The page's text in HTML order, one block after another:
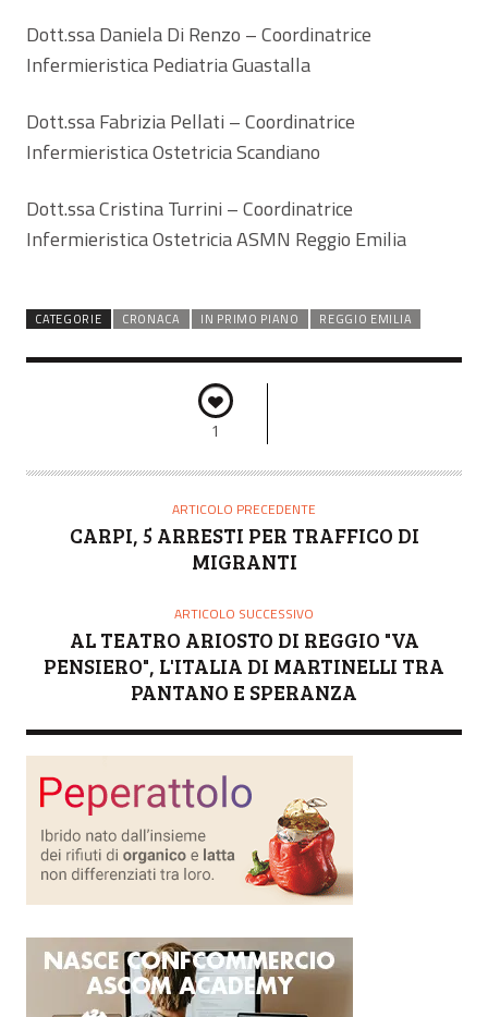
Dott.ssa Daniela Di Renzo – Coordinatrice
Infermieristica Pediatria Guastalla
Dott.ssa Fabrizia Pellati – Coordinatrice
Infermieristica Ostetricia Scandiano
Dott.ssa Cristina Turrini – Coordinatrice
Infermieristica Ostetricia ASMN Reggio Emilia
CATEGORIE CRONACA IN PRIMO PIANO REGGIO EMILIA
1
ARTICOLO PRECEDENTE
CARPI, 5 ARRESTI PER TRAFFICO DI
MIGRANTI
ARTICOLO SUCCESSIVO
AL TEATRO ARIOSTO DI REGGIO "VA
PENSIERO", L'ITALIA DI MARTINELLI TRA
PANTANO E SPERANZA